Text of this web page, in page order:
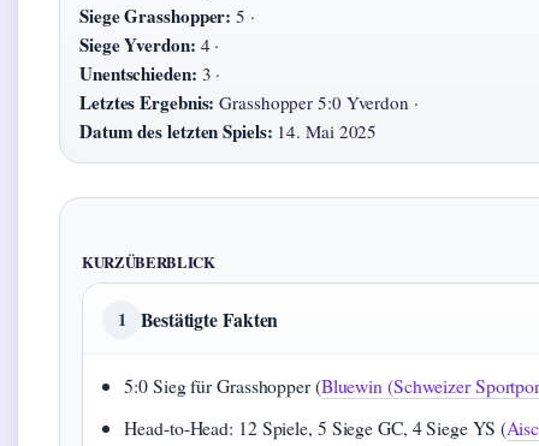
Siege Grasshopper: 5 ·
Siege Yverdon: 4 ·
Unentschieden: 3 ·
Letztes Ergebnis: Grasshopper 5:0 Yverdon ·
Datum des letzten Spiels: 14. Mai 2025
KURZÜBERBLICK
1 Bestätigte Fakten
5:0 Sieg für Grasshopper (Bluewin (Schweizer
Head-to-Head: 12 Spiele, 5 Siege GC, 4 Siege YS (